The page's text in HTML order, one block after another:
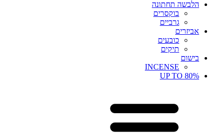
הלבשה תחתונה
בוקסרים
גרביים
אביזרים
כובעים
תיקים
בישום
INCENSE
UP TO 80%